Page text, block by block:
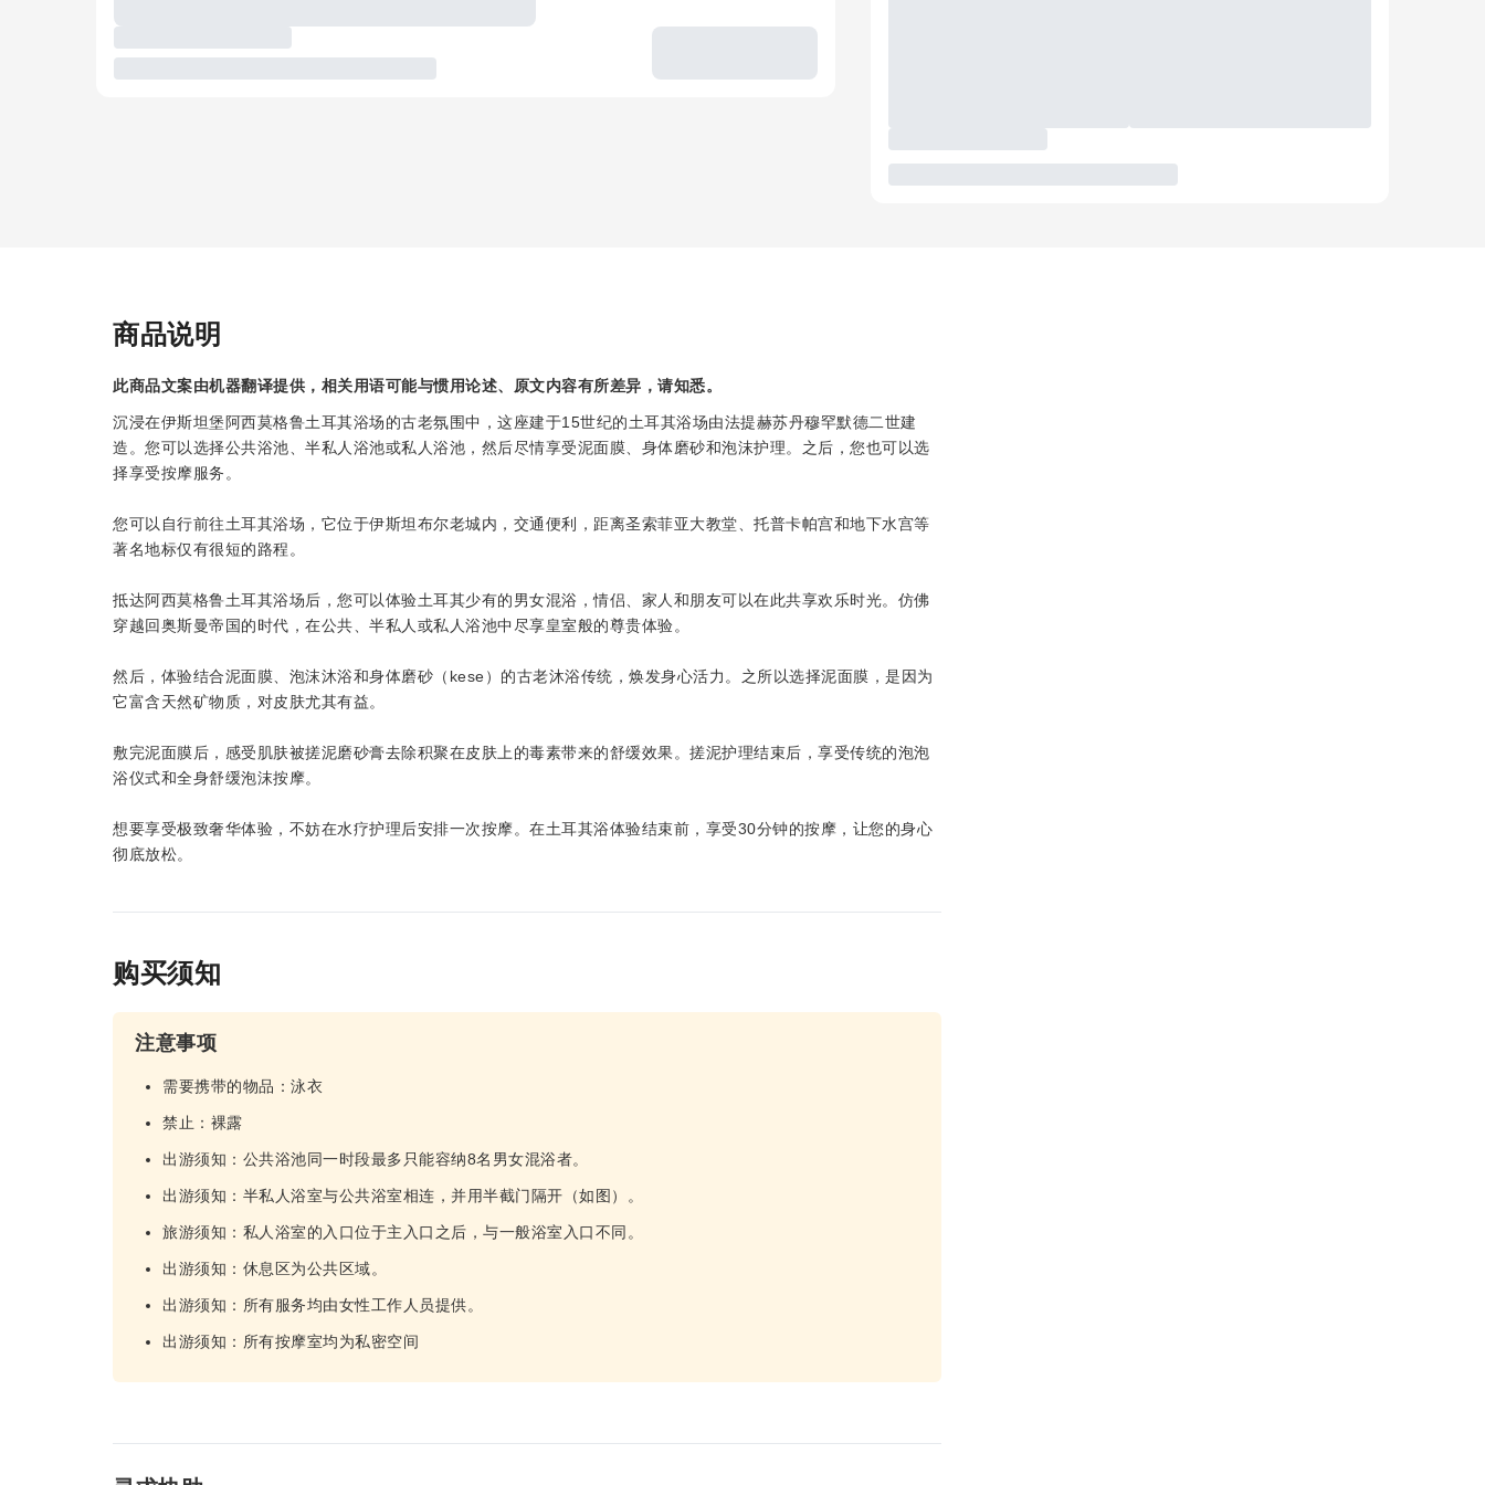
商品说明
此商品文案由机器翻译提供，相关用语可能与惯用论述、原文内容有所差异，请知悉。
沉浸在伊斯坦堡阿西莫格鲁土耳其浴场的古老氛围中，这座建于15世纪的土耳其浴场由法提赫苏丹穆罕默德二世建
造。您可以选择公共浴池、半私人浴池或私人浴池，然后尽情享受泥面膜、身体磨砂和泡沫护理。之后，您也可以选
择享受按摩服务。
您可以自行前往土耳其浴场，它位于伊斯坦布尔老城内，交通便利，距离圣索菲亚大教堂、托普卡帕宫和地下水宫等
著名地标仅有很短的路程。
抵达阿西莫格鲁土耳其浴场后，您可以体验土耳其少有的男女混浴，情侣、家人和朋友可以在此共享欢乐时光。仿佛
穿越回奥斯曼帝国的时代，在公共、半私人或私人浴池中尽享皇室般的尊贵体验。
然后，体验结合泥面膜、泡沫沐浴和身体磨砂（kese）的古老沐浴传统，焕发身心活力。之所以选择泥面膜，是因为
它富含天然矿物质，对皮肤尤其有益。
敷完泥面膜后，感受肌肤被搓泥磨砂膏去除积聚在皮肤上的毒素带来的舒缓效果。搓泥护理结束后，享受传统的泡泡
浴仪式和全身舒缓泡沫按摩。
想要享受极致奢华体验，不妨在水疗护理后安排一次按摩。在土耳其浴体验结束前，享受30分钟的按摩，让您的身心
彻底放松。
购买须知
注意事项
需要携带的物品：泳衣
禁止：裸露
出游须知：公共浴池同一时段最多只能容纳8名男女混浴者。
出游须知：半私人浴室与公共浴室相连，并用半截门隔开（如图）。
旅游须知：私人浴室的入口位于主入口之后，与一般浴室入口不同。
出游须知：休息区为公共区域。
出游须知：所有服务均由女性工作人员提供。
出游须知：所有按摩室均为私密空间